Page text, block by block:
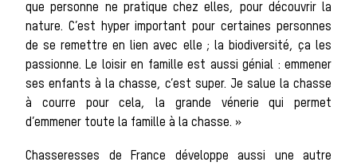
animal
que personne ne pratique chez elles, pour découvrir la
nature. C’est hyper important pour certaines personnes
de se remettre en lien avec elle ; la biodiversité, ça les
passionne. Le loisir en famille est aussi génial : emmener
ses enfants à la chasse, c’est super. Je salue la chasse
à courre pour cela, la grande vénerie qui permet
d’emmener toute la famille à la chasse. »
Chasseresses de France développe aussi une autre